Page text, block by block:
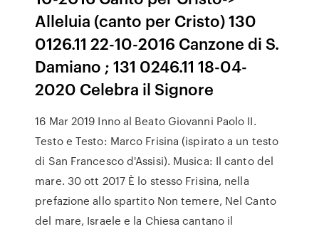
Alleluia (canto per Cristo) 130
0126.11 22-10-2016 Canzone di S.
Damiano ; 131 0246.11 18-04-
2020 Celebra il Signore
16 Mar 2019 Inno al Beato Giovanni Paolo II.
Testo e Testo: Marco Frisina (ispirato a un testo
di San Francesco d'Assisi). Musica: Il canto del
mare. 30 ott 2017 È lo stesso Frisina, nella
prefazione allo spartito Non temere, Nel Canto
del mare, Israele e la Chiesa cantano il